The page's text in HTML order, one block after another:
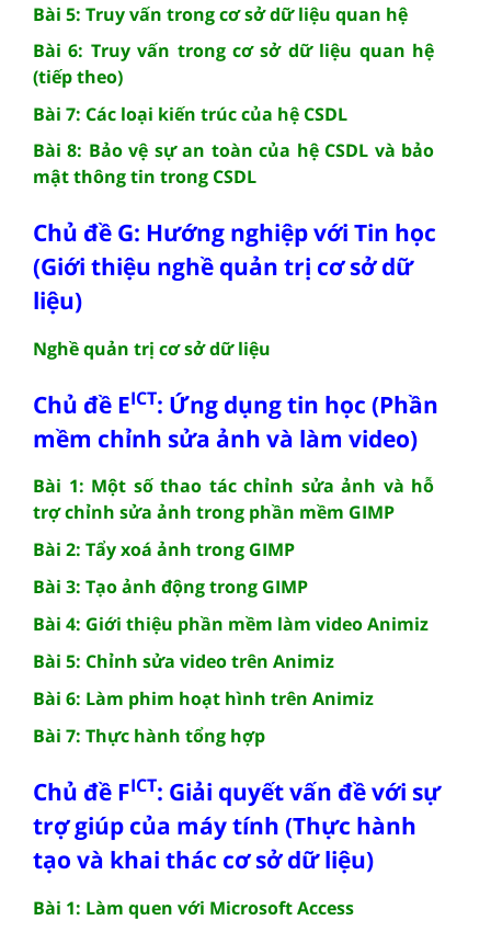
Bài 5: Truy vấn trong cơ sở dữ liệu quan hệ
Bài 6: Truy vấn trong cơ sở dữ liệu quan hệ
(tiếp theo)
Bài 7: Các loại kiến trúc của hệ CSDL
Bài 8: Bảo vệ sự an toàn của hệ CSDL và bảo
mật thông tin trong CSDL
Chủ đề G: Hướng nghiệp với Tin học
(Giới thiệu nghề quản trị cơ sở dữ
liệu)
Nghề quản trị cơ sở dữ liệu
Chủ đề EICT: Ứng dụng tin học (Phần
mềm chỉnh sửa ảnh và làm video)
Bài 1: Một số thao tác chỉnh sửa ảnh và hỗ
trợ chỉnh sửa ảnh trong phần mềm GIMP
Bài 2: Tẩy xoá ảnh trong GIMP
Bài 3: Tạo ảnh động trong GIMP
Bài 4: Giới thiệu phần mềm làm video Animiz
Bài 5: Chỉnh sửa video trên Animiz
Bài 6: Làm phim hoạt hình trên Animiz
Bài 7: Thực hành tổng hợp
Chủ đề FICT: Giải quyết vấn đề với sự
trợ giúp của máy tính (Thực hành
tạo và khai thác cơ sở dữ liệu)
Bài 1: Làm quen với Microsoft Access